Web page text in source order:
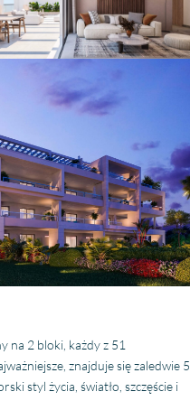
na 2 bloki, każdy z 51
znajduje się zaledwie 5
styl życia, światło, szczęście i